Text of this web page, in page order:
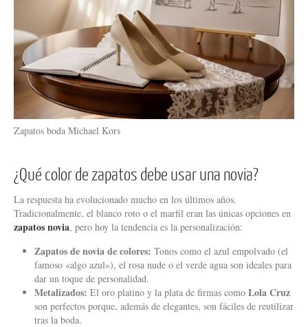
Zapatos boda Michael Kors
¿Qué color de zapatos debe usar una novia?
La respuesta ha evolucionado mucho en los últimos años.
Tradicionalmente, el blanco roto o el marfil eran las únicas opciones en
zapatos novia, pero hoy la tendencia es la personalización:
Zapatos de novia de colores: Tonos como el azul empolvado (el
famoso «algo azul»), el rosa nude o el verde agua son ideales para
dar un toque de personalidad.
Metalizados: El oro platino y la plata de firmas como Lola Cruz
son perfectos porque, además de elegantes, son fáciles de reutilizar
tras la boda.